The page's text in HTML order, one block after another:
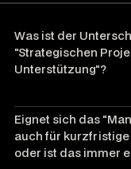
Was ist der
"Strategischen
Unterstützung"?
Eignet sich das
auch für
oder ist das immer